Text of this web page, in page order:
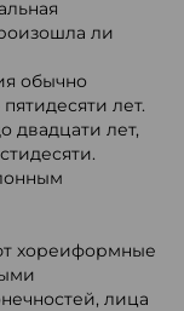
ли
обычно
лет.
двадцати лет,
хореиформные
лица